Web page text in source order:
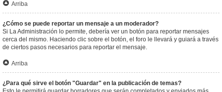
Arriba
¿Cómo se puede reportar un mensaje a un moderador?
Si La Administración lo permite, debería ver un botón para reportar mensajes
cerca del mismo. Haciendo clic sobre el botón, el foro le llevará y guiará a través
de ciertos pasos necesarios para reportar el mensaje.
Arriba
¿Para qué sirve el botón "Guardar" en la publicación de temas?